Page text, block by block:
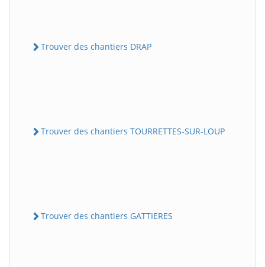
Trouver des chantiers DRAP
Trouver des chantiers TOURRETTES-SUR-LOUP
Trouver des chantiers GATTIERES